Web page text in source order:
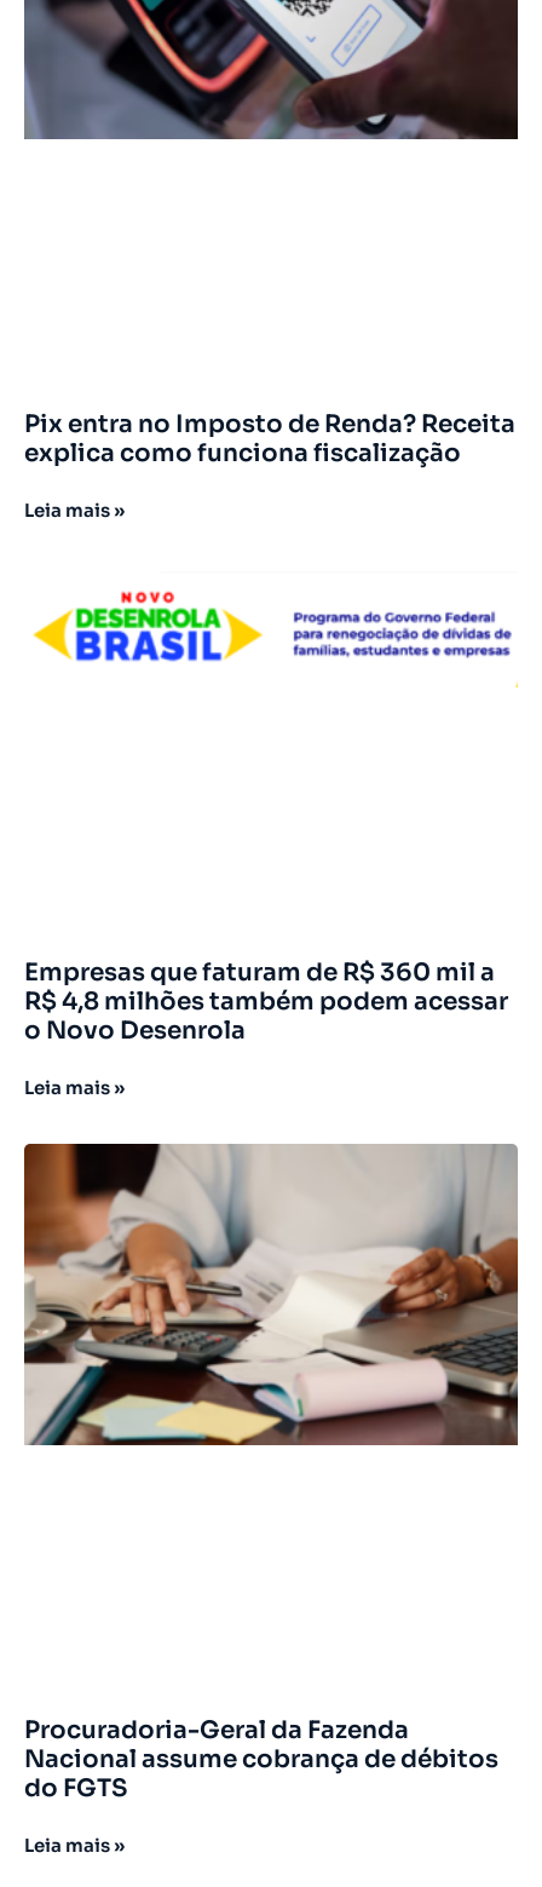
Pix entra no Imposto de Renda? Receita
explica como funciona fiscalização
Leia mais »
Empresas que faturam de R$ 360 mil a
R$ 4,8 milhões também podem acessar
o Novo Desenrola
Leia mais »
Procuradoria-Geral da Fazenda
Nacional assume cobrança de débitos
do FGTS
Leia mais »